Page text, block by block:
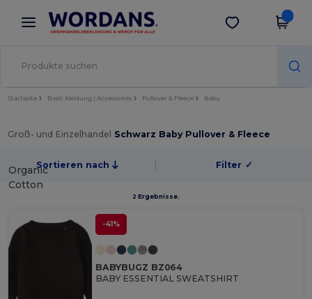
× Wordans App
Bessere Preise in der App!
App holen
Startseite Basic Kleidung | Accessoires Pullover & Fleece Baby
Groß- und Einzelhandel Schwarz Baby Pullover & Fleece
Sortieren nach Filter ✓
2 Ergebnisse.
Organic
Cotton
-41%
BABYBUGZ BZ064
BABY ESSENTIAL SWEATSHIRT